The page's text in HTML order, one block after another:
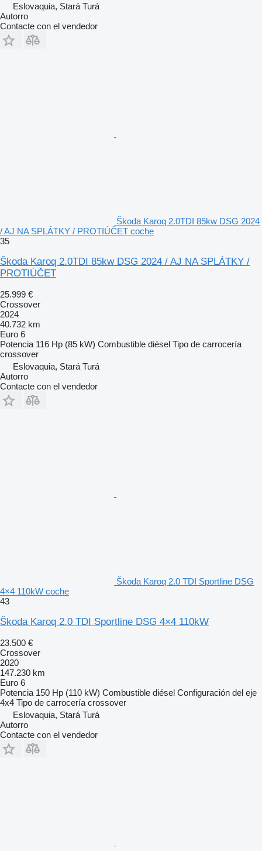
Eslovaquia, Stará Turá
Autorro
Contacte con el vendedor
Škoda Karoq 2.0TDI 85kw DSG 2024
/ AJ NA SPLÁTKY / PROTIÚČET coche
35
Škoda Karoq 2.0TDI 85kw DSG 2024 / AJ NA SPLÁTKY /
PROTIÚČET
25.999 €
Crossover
2024
40.732 km
Euro 6
Potencia 116 Hp (85 kW) Combustible diésel Tipo de carrocería
crossover
Eslovaquia, Stará Turá
Autorro
Contacte con el vendedor
Škoda Karoq 2.0 TDI Sportline DSG
4×4 110kW coche
43
Škoda Karoq 2.0 TDI Sportline DSG 4×4 110kW
23.500 €
Crossover
2020
147.230 km
Euro 6
Potencia 150 Hp (110 kW) Combustible diésel Configuración del eje
4x4 Tipo de carrocería crossover
Eslovaquia, Stará Turá
Autorro
Contacte con el vendedor